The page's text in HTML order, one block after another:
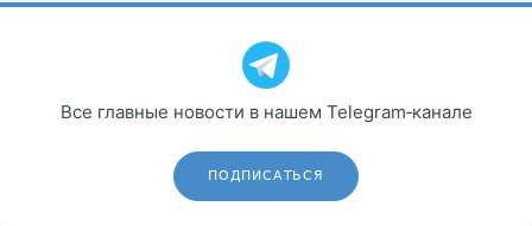
Все главные новости в нашем Telegram‑канале
ПОДПИСАТЬСЯ